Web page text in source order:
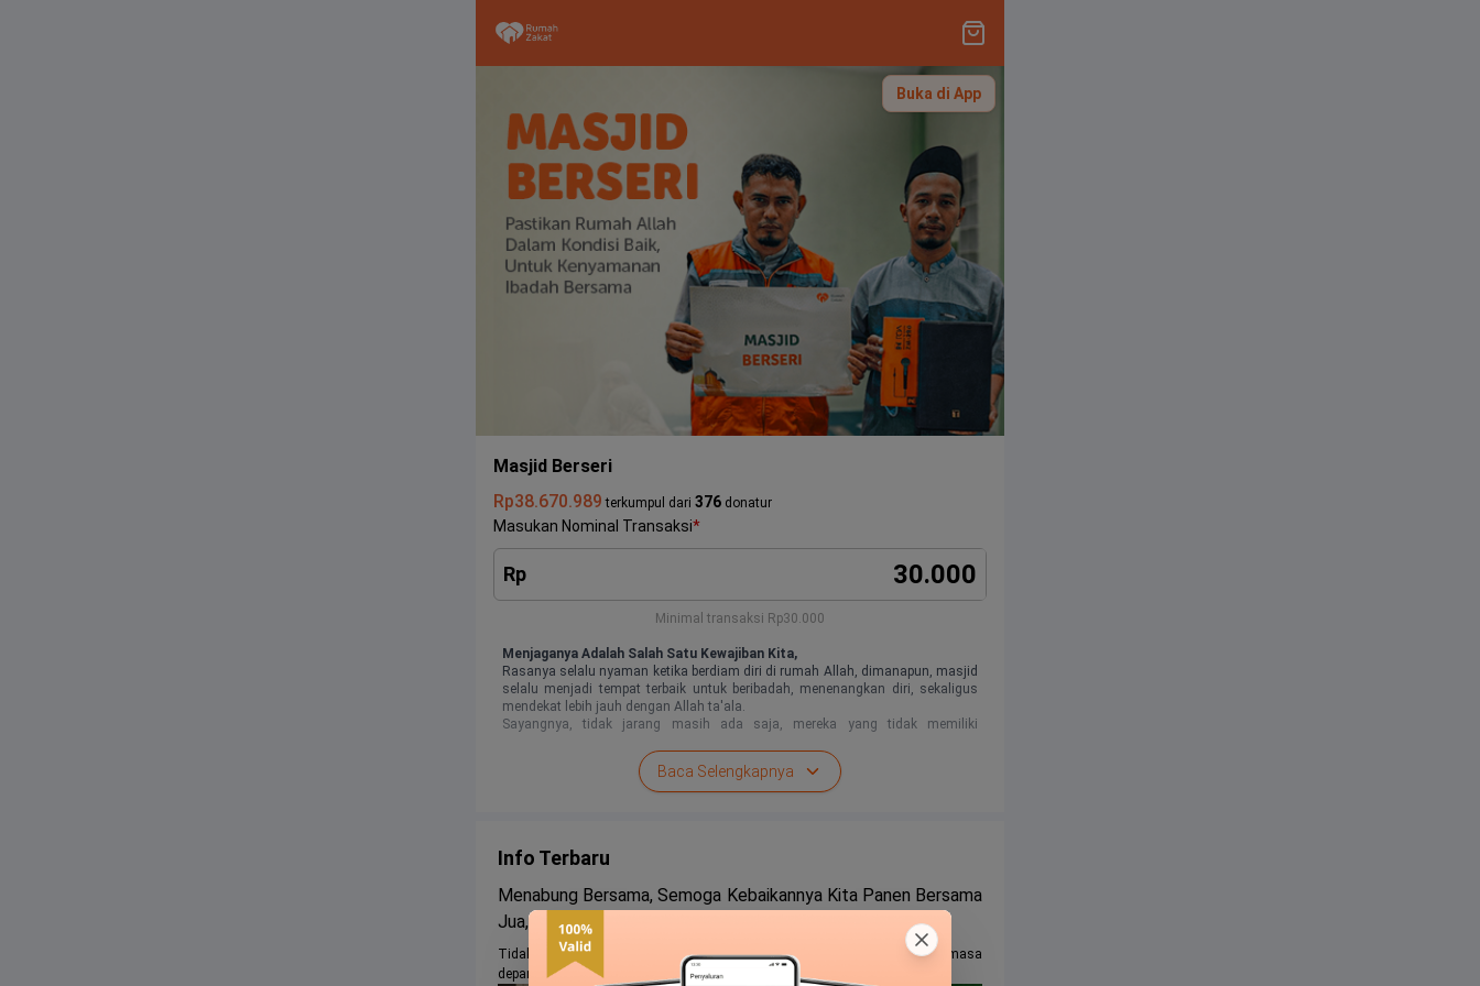
Buka di App
Masjid Berseri
Rp38.670.989 terkumpul dari 376 donatur
Masukan Nominal Transaksi*
Rp
Minimal transaksi Rp30.000
Menjaganya Adalah Salah Satu Kewajiban Kita,
Rasanya selalu nyaman ketika berdiam diri di rumah Allah, dimanapun, masjid
selalu menjadi tempat terbaik untuk beribadah, menenangkan diri, sekaligus
mendekat lebih jauh dengan Allah ta'ala.
Sayangnya, tidak jarang masih ada saja, mereka yang tidak memiliki
Tidak ada suasana anak-anak yang berlari untuk pergi mengaji, jarang
dilaksanakannya shalat berjamaah, sebab kondisi masjid yang rusak dan jauh
dari kata layak untuk digunakan.
Baca Selengkapnya
Info Terbaru
Menabung Bersama, Semoga Kebaikannya Kita Panen Bersama
Jua,
Tidak diragukan, ikhtiar ini menjadi upaya memanen pahala jariyah di masa
depan.